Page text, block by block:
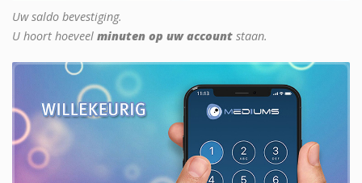
Uw saldo bevestiging.
U hoort hoeveel minuten op uw account staan.